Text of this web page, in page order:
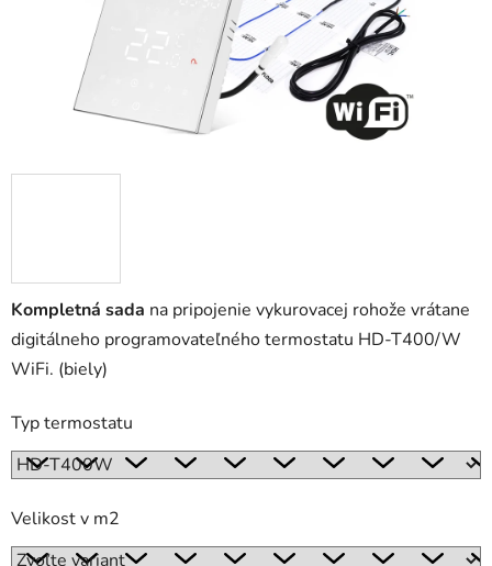
Kompletná sada na pripojenie vykurovacej rohože vrátane
digitálneho programovateľného termostatu HD-T400/W
WiFi. (biely)
Typ termostatu
Velikost v m2